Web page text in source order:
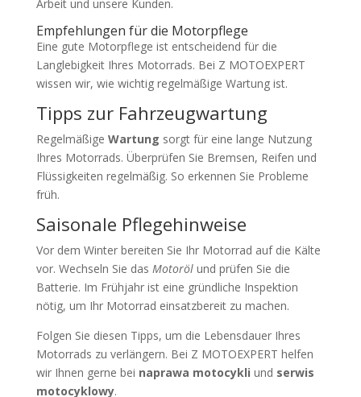
Arbeit und unsere Kunden.
Empfehlungen für die Motorpflege
Eine gute Motorpflege ist entscheidend für die
Langlebigkeit Ihres Motorrads. Bei Z MOTOEXPERT
wissen wir, wie wichtig regelmäßige Wartung ist.
Tipps zur Fahrzeugwartung
Regelmäßige Wartung sorgt für eine lange Nutzung
Ihres Motorrads. Überprüfen Sie Bremsen, Reifen und
Flüssigkeiten regelmäßig. So erkennen Sie Probleme
früh.
Saisonale Pflegehinweise
Vor dem Winter bereiten Sie Ihr Motorrad auf die Kälte
vor. Wechseln Sie das Motorölund prüfen Sie die
Batterie. Im Frühjahr ist eine gründliche Inspektion
nötig, um Ihr Motorrad einsatzbereit zu machen.
Folgen Sie diesen Tipps, um die Lebensdauer Ihres
Motorrads zu verlängern. Bei Z MOTOEXPERT helfen
wir Ihnen gerne bei naprawa motocykli und serwis
motocyklowy.